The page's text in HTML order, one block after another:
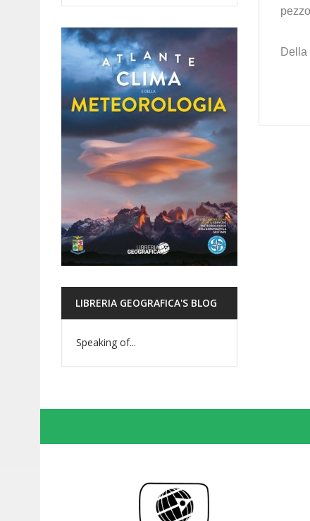
LIBRERIA GEOGRAFICA'S BLOG
Speaking of...